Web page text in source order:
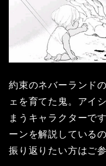
約束のネバーランド
ェを育てた鬼。アイ
まうキャラクターで
ーンを解説している
振り返りたい方はご